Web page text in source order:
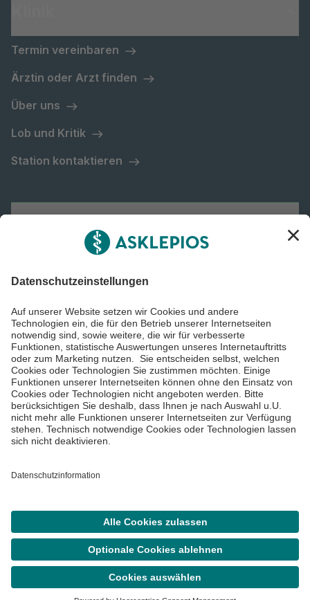
Menü
SucheTermin
Termin vereinbaren
Ärztin oder Arzt finden
Über uns
Lob und Kritik
Station kontaktieren
Asklepios Gruppe
Impressum
©Asklepios Kliniken GmbH & Co. KGaA 2026